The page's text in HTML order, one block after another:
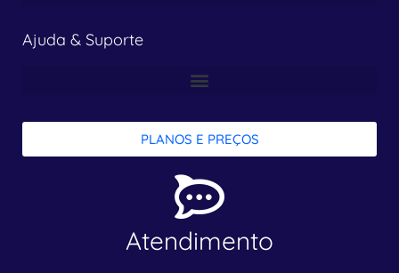
Ajuda & Suporte
PLANOS E PREÇOS
Atendimento